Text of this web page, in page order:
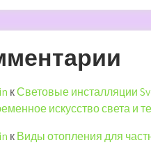
кСветовые инсталляции
искусство света и
кВиды отопления для